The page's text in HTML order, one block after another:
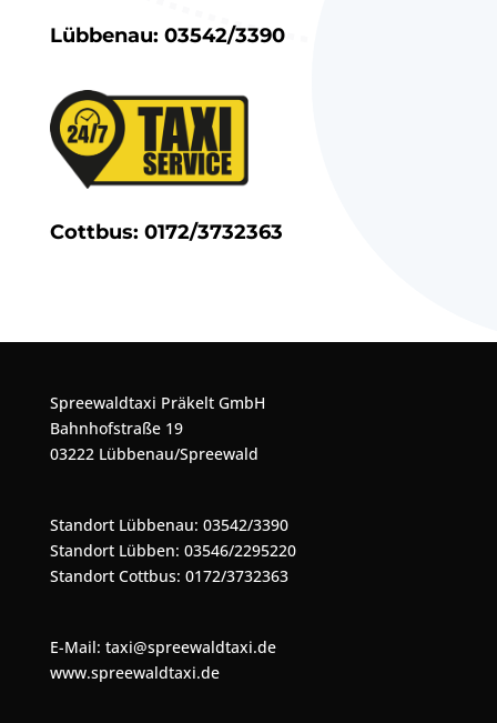
Lübbenau: 03542/3390
Cottbus: 0172/3732363
Spreewaldtaxi Präkelt GmbH
Bahnhofstraße 19
03222 Lübbenau/Spreewald
Standort Lübbenau: 03542/3390
Standort Lübben: 03546/2295220
Standort Cottbus: 0172/3732363
E-Mail: taxi@spreewaldtaxi.de
www.spreewaldtaxi.de